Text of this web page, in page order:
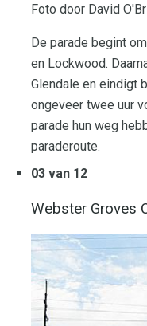
Foto door David
De parade begint
en Lockwood.
Glendale en eindigt
ongeveer twee uur
parade hun weg
paraderoute.
03 van 12
Webster Groves